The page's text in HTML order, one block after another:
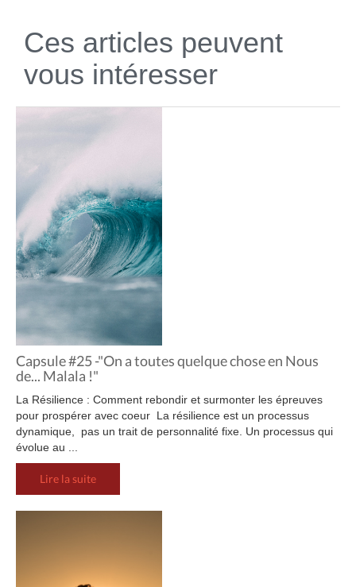
Ces articles peuvent
vous intéresser
Capsule #25 -"On a toutes quelque chose en Nous
de... Malala !"
La Résilience : Comment rebondir et surmonter les épreuves
pour prospérer avec coeur La résilience est un processus
dynamique, pas un trait de personnalité fixe. Un processus qui
évolue au ...
Lire la suite